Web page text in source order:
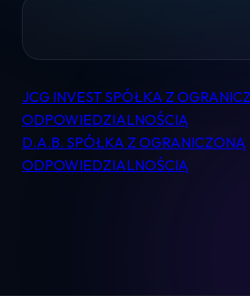
Pomoc
Kontakt
Nawigacja
wpisu
JCG INVEST SPÓŁKA Z
ODPOWIEDZIALNOŚCIĄ
D.A.B. SPÓŁKA Z OGRANICZONĄ
ODPOWIEDZIALNOŚCIĄ